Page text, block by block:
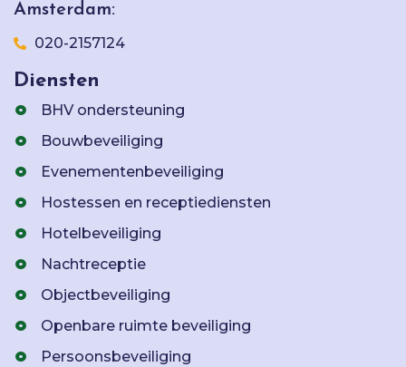
Amsterdam:
020-2157124
Diensten
BHV ondersteuning
Bouwbeveiliging
Evenementenbeveiliging
Hostessen en receptiediensten
Hotelbeveiliging
Nachtreceptie
Objectbeveiliging
Openbare ruimte beveiliging
Persoonsbeveiliging